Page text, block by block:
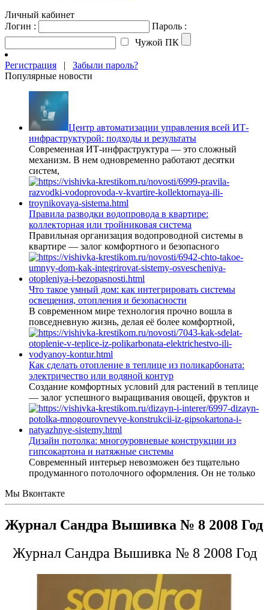
Личный кабинет
Логин :
Пароль :
Чужой ПК
Регистрация | Забыли пароль?
Популярные новости
Центр автоматизации управления всей ИТ-
инфраструктурой: подходы и результаты
Современная ИТ-инфраструктура — это сложный
механизм. В нем одновременно работают десятки
систем,
Правила разводки водопровода в квартире:
коллекторная или тройниковая система
Правильная организация водопроводной системы в
квартире — залог комфортного и безопасного
Что такое умный дом: как интегрировать системы
освещения, отопления и безопасности
В современном мире технология прочно вошла в
повседневную жизнь, делая её более комфортной,
Как сделать отопление в теплице из поликарбоната:
электричество или водяной контур
Создание комфортных условий для растений в теплице
— залог успешного выращивания овощей, фруктов и
Дизайн потолка: многоуровневые конструкции из
гипсокартона и натяжные системы
Современный интерьер невозможен без тщательно
продуманного потолочного оформления. Он не только
Мы Вконтакте
Журнал Сандра Вышивка № 8 2008 Год
Журнал Сандра Вышивка № 8 2008 Год